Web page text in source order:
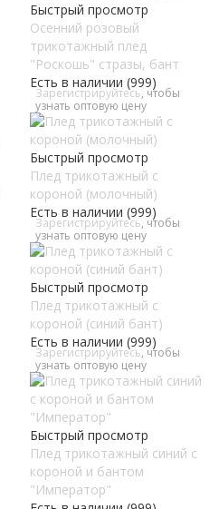
Быстрый просмотр
Осенний розовый
трикотажный плед
"Роскошь" стразы, бант
Есть в наличии (999)
Зарегистрируйтесь, чтобы
узнать оптовую цену
Быстрый просмотр
Плед трикотажный с
короной (молочный)
Есть в наличии (999)
Зарегистрируйтесь, чтобы
узнать оптовую цену
Быстрый просмотр
Плед трикотажный с
короной (синий бант)
Есть в наличии (999)
Зарегистрируйтесь, чтобы
узнать оптовую цену
Быстрый просмотр
Плед трикотажный синий с
короной и бантом
"Император"